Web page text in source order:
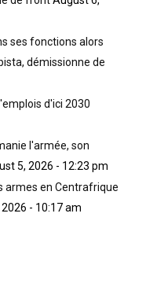
ses fonctions alors
démissionne de
d'ici 2030
l'armée, son
5, 2026 - 12:23 pm
armes en Centrafrique
- 10:17 am